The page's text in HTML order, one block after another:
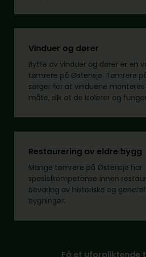
Vinduer og dører
Bytte av vinduer og dører er en
tømrere på Østensjø. Tømrere
sørger for at vinduene
måte, slik at de isolerer og
Restaurering av eldre bygg
Mange tømrere på Østensjø har
spesialkompetanse innen
bevaring av historiske og
bygninger.